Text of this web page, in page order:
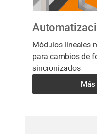
Módulos lineales
para cambios de
sincronizados